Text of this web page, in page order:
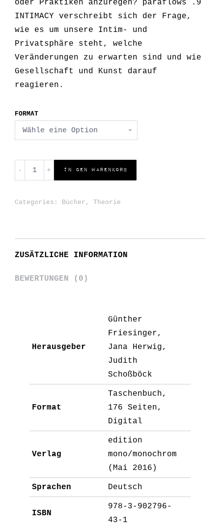
oder Praktiken anzuregen? paraflows .9
INTIMACY verschreibt sich der Frage,
wie es um unsere Intim- und
Privatsphäre steht, welche
Veränderungen zu erwarten sind und wie
Gesellschaft und Kunst darauf
reagieren.
FORMAT
Intimacy
quantity
In den Warenkorb
Categories: Bücher , Theorie
ZUSÄTZLICHE INFORMATION
BEWERTUNGEN (0)
Herausgeber
Günther
Friesinger,
Jana Herwig,
Judith
Schoßböck
Format
Taschenbuch,
176 Seiten,
Digital
Verlag
edition
mono/monochrom
(Mai 2016)
Sprachen Deutsch
ISBN
978-3-902796-
43-1